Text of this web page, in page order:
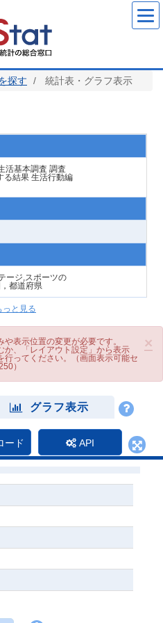
探す 統計表・グラフ表示
活基本調査 調査
る結果 生活行動編
ージ,スポーツの
都道府県
っと見る
×
表示位置の変更が必要です。
か、「レイアウト設定」から表示
ってください。（画面表示可能セ
）
グラフ表示
ード API